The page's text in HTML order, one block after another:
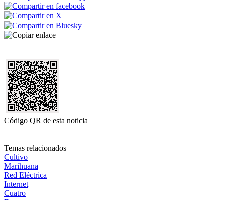
Código QR de esta noticia
Temas relacionados
Cultivo
Marihuana
Red Eléctrica
Internet
Cuatro